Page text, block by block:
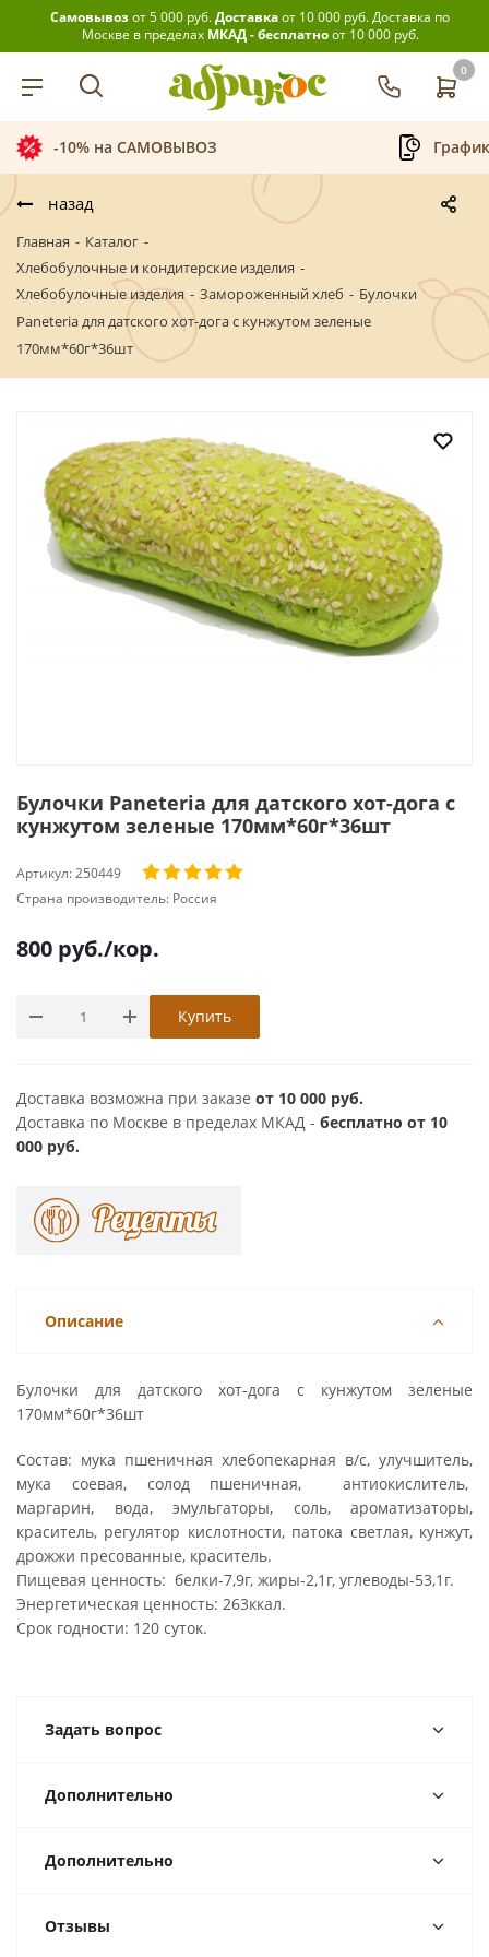
Самовывозот 5 000 руб.Доставкаот 10 000 руб.Доставка по
Москве в пределах МКАД - бесплатноот 10 000 руб.
0
-10% на САМОВЫВОЗ
назад
Главная - Каталог -
Хлебобулочные и кондитерские изделия -
Хлебобулочные изделия - Замороженный хлеб - Булочки
Paneteria для датского хот-дога с кунжутом зеленые
170мм*60г*36шт
Булочки Paneteria для датского хот-дога с
кунжутом зеленые 170мм*60г*36шт
Артикул:250449
Страна производитель: Россия
800 руб./кор.
Купить
Доставка возможна при заказе от 10 000 руб.
Доставка по Москве в пределах МКАД - бесплатно от 10
000 руб.
Описание
Булочки для датского хот-дога с кунжутом зеленые
170мм*60г*36шт
Состав: мука пшеничная хлебопекарная в/с, улучшитель,
мука соевая, солод пшеничная, антиокислитель,
маргарин, вода, эмульгаторы, соль, ароматизаторы,
краситель, регулятор кислотности, патока светлая, кунжут,
дрожжи пресованные, краситель.
Пищевая ценность: белки-7,9г, жиры-2,1г, углеводы-53,1г.
Энергетическая ценность: 263ккал.
Срок годности: 120 суток.
Задать вопрос
Дополнительно
Дополнительно
Отзывы